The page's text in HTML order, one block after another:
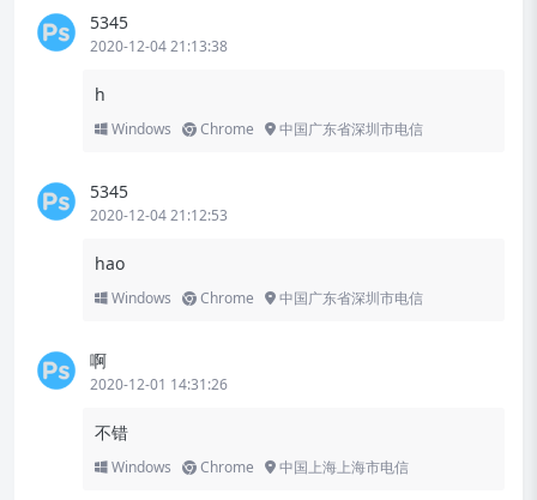
5345
2020-12-04 21:13:38
h
Windows Chrome 中国广东省深圳市电信
5345
2020-12-04 21:12:53
hao
Windows Chrome 中国广东省深圳市电信
啊
2020-12-01 14:31:26
不错
Windows Chrome 中国上海上海市电信